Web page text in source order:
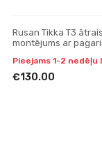
Rusan Tikka T3 ātrais
montējums ar
Pieejams 1-2 nedēļu
€130.00